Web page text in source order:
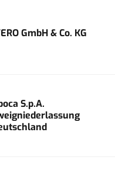
GmbH & Co. KG
S.p.A.